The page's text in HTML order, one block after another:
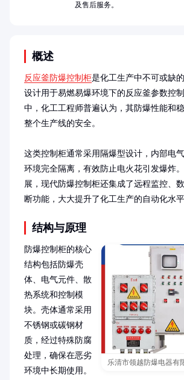
概述
反应釜防爆控制柜是化工生产中不可或缺
设计用于易燃易爆环境下的反应釜参数控
中，化工工程师普遍认为，其防爆性能和
整个生产线的安全。
这类控制柜通常采用隔爆型设计，内部电
环境完全隔离，有效防止电火花引发爆炸
展，现代防爆控制柜还集成了远程监控、
断功能，大大提升了化工生产的自动化水平
结构与原理
乐清市领越防爆电器有
防爆控制柜的核心
结构包括防爆壳
体、电气元件、散
热系统和控制模
块。壳体通常采用
不锈钢或碳钢材
质，经过特殊防腐
处理，确保在恶劣
环境中长期使用。
及售后服务。